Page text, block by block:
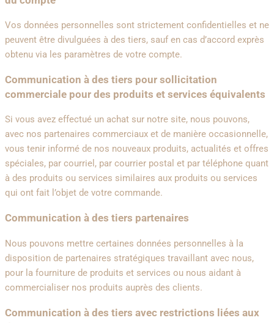
Vos données personnelles sont strictement confidentielles et ne
peuvent être divulguées à des tiers, sauf en cas d’accord exprès
obtenu via les paramètres de votre compte.
Communication à des tiers pour sollicitation
commerciale pour des produits et services équivalents
Si vous avez effectué un achat sur notre site, nous pouvons,
avec nos partenaires commerciaux et de manière occasionnelle,
vous tenir informé de nos nouveaux produits, actualités et offres
spéciales, par courriel, par courrier postal et par téléphone quant
à des produits ou services similaires aux produits ou services
qui ont fait l’objet de votre commande.
Communication à des tiers partenaires
Nous pouvons mettre certaines données personnelles à la
disposition de partenaires stratégiques travaillant avec nous,
pour la fourniture de produits et services ou nous aidant à
commercialiser nos produits auprès des clients.
Communication à des tiers avec restrictions liées aux